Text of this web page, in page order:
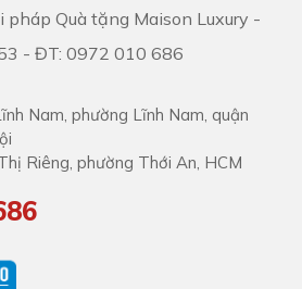
pháp Quà tặng Maison Luxury -
- ĐT: 0972 010 686
Nam, phường Lĩnh Nam, quận
Riêng, phường Thới An, HCM